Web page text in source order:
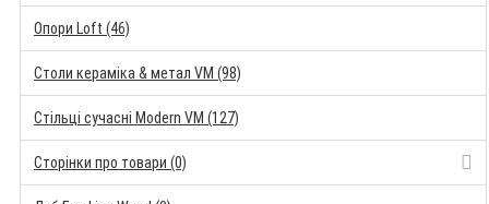
Опори Loft (46)
Столи кераміка & метал VM (98)
Стільці сучасні Modern VM (127)
Сторінки про товари (0)